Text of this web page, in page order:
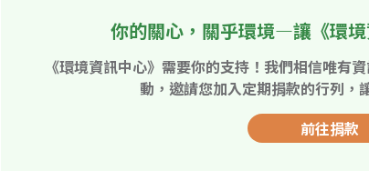
你的關心，關乎環境—讓《環
《環境資訊中心》需要你的支持！我們相信唯有
動，邀請您加入定期捐款的行列，
前往捐款